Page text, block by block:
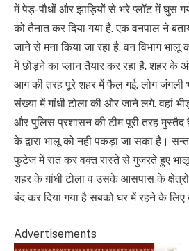
में पेड़-पौधों और झाड़ियों से भरे प्लॉट में घुस
को तैनात कर दिया गया है. एक वनपाल ने
जाने से मना किया जा रहा है. वन विभाग
में छोड़ने का प्लान तैयार कर रहा है. शहर के
आग की तरह पूरे शहर में फैल गई. लोग जंगली
संख्या में गांधी टोला की ओर जाने लगे. वहां
और पुलिस प्रशासन की टीम पूरी तरह
के द्वारा भालू को नही पकड़ा जा सका है।
फुटेज में रात कर वक्त रास्ते से गुजरते हुए भालू
शहर के ग़ांधी टोला व उसके आसपास के क्षेत्रों
बंद कर दिया गया है सबको घर में रहने के लिए
Advertisements